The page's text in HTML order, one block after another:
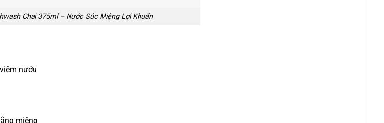
Chai 375ml – Nước Súc Miệng Lợi Khuẩn
nướu
miệng